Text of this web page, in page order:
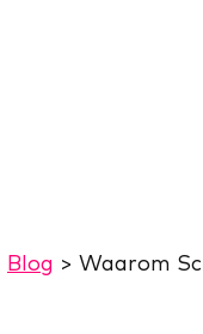
Blog > Waarom